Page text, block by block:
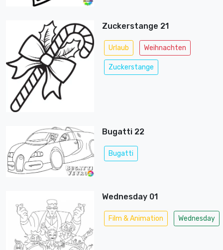
Zuckerstange 21
Urlaub Weihnachten
Zuckerstange
Bugatti 22
Bugatti
Wednesday 01
Film & Animation Wednesday